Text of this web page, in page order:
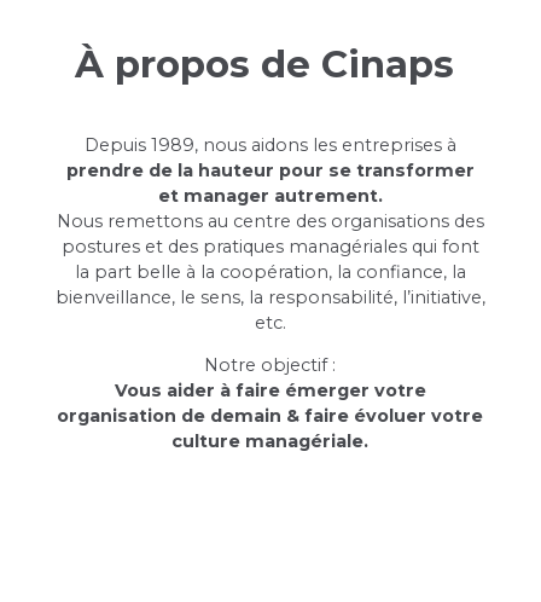
À propos de Cinaps
Depuis 1989, nous aidons les entreprises à
prendre de la hauteur pour se transformer
et manager autrement.
Nous remettons au centre des organisations des
postures et des pratiques managériales qui font
la part belle à la coopération, la confiance, la
bienveillance, le sens, la responsabilité, l’initiative,
etc.
Notre objectif :
Vous aider à faire émerger votre
organisation de demain & faire évoluer votre
culture managériale.